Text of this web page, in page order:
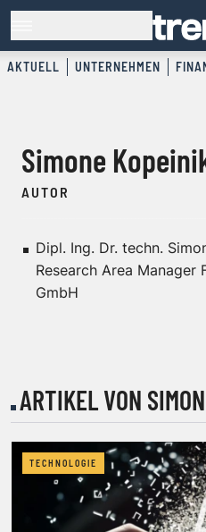
AKTUELL UNTERNEHMEN
Simone
AUTOR
Dipl. Ing. Dr. techn.
Research Area Manager
GmbH
ARTIKEL VON
TECHNOLOGIE